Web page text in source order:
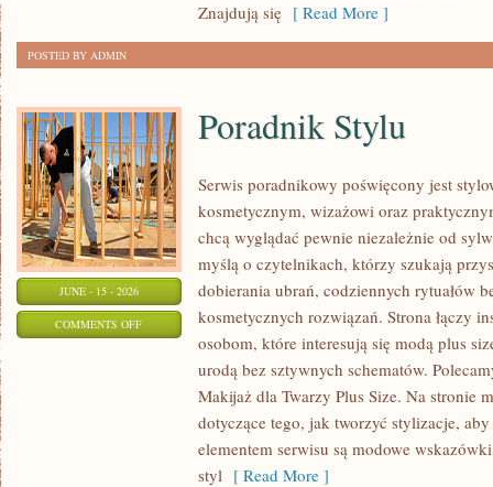
Znajdują się [ Read More ]
POSTED BY ADMIN
JUNE - 15 - 2026
COMMENTS OFFON
Poradnik Stylu
Serwis poradnikowy poświęcony jest
kosmetycznym, wizażowi oraz
chcą wyglądać pewnie niezależnie od
myślą o czytelnikach, którzy szukają
dobierania ubrań, codziennych rytuałów
kosmetycznych rozwiązań. Strona łączy
osobom, które interesują się modą plus
urodą bez sztywnych schematów.
Makijaż dla Twarzy Plus Size. Na stronie
dotyczące tego, jak tworzyć stylizacje,
elementem serwisu są modowe
styl [ Read More ]